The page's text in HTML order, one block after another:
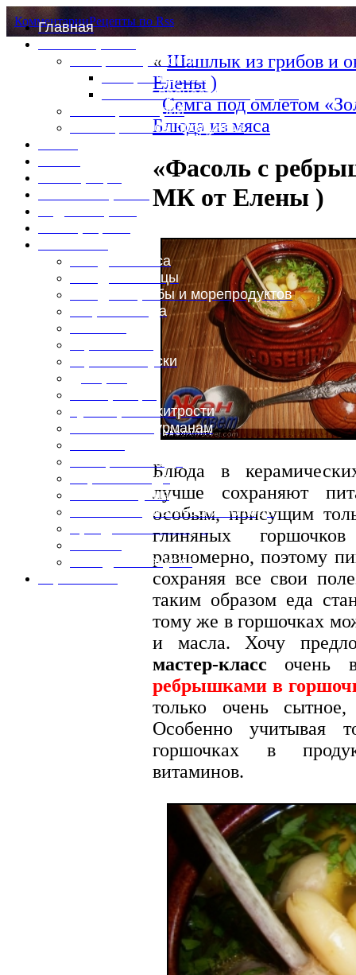
Главная
Специи и пряности
Специи и диета
Каталог пряностей и приправ
Таблица калорий
Таблица массы продуктов
Блюда из мяса
Блюда из птицы
Блюда из рыбы и морепродуктов
Вторые блюда
Горячие закуски
Кулинарные хитрости
Маленьким гурманам
Овощные блюда
Первые блюда
Полевая кухня
Постные и диетические блюда
Холодные закуски
КомментарииРецепты по Rss
«Шашлык из грибов и
Елены )
Семга под омлетом
Блюда из мяса
«Фасоль с
МК от Елены )
Блюда в
лучше сохраняют
особым, присущим
глиняных
равномерно, поэтому
сохраняя все свои
таким образом еда
тому же в горшочках
и масла. Хочу
мастер-класс очень
ребрышками в
только очень
Особенно учитывая
горшочках в
витаминов.